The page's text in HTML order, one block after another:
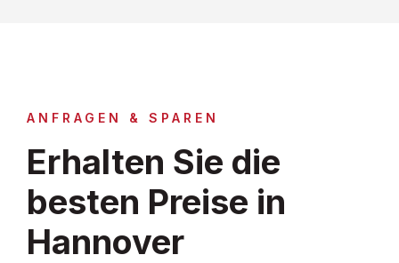
ANFRAGEN & SPAREN
Erhalten Sie die
besten Preise in
Hannover